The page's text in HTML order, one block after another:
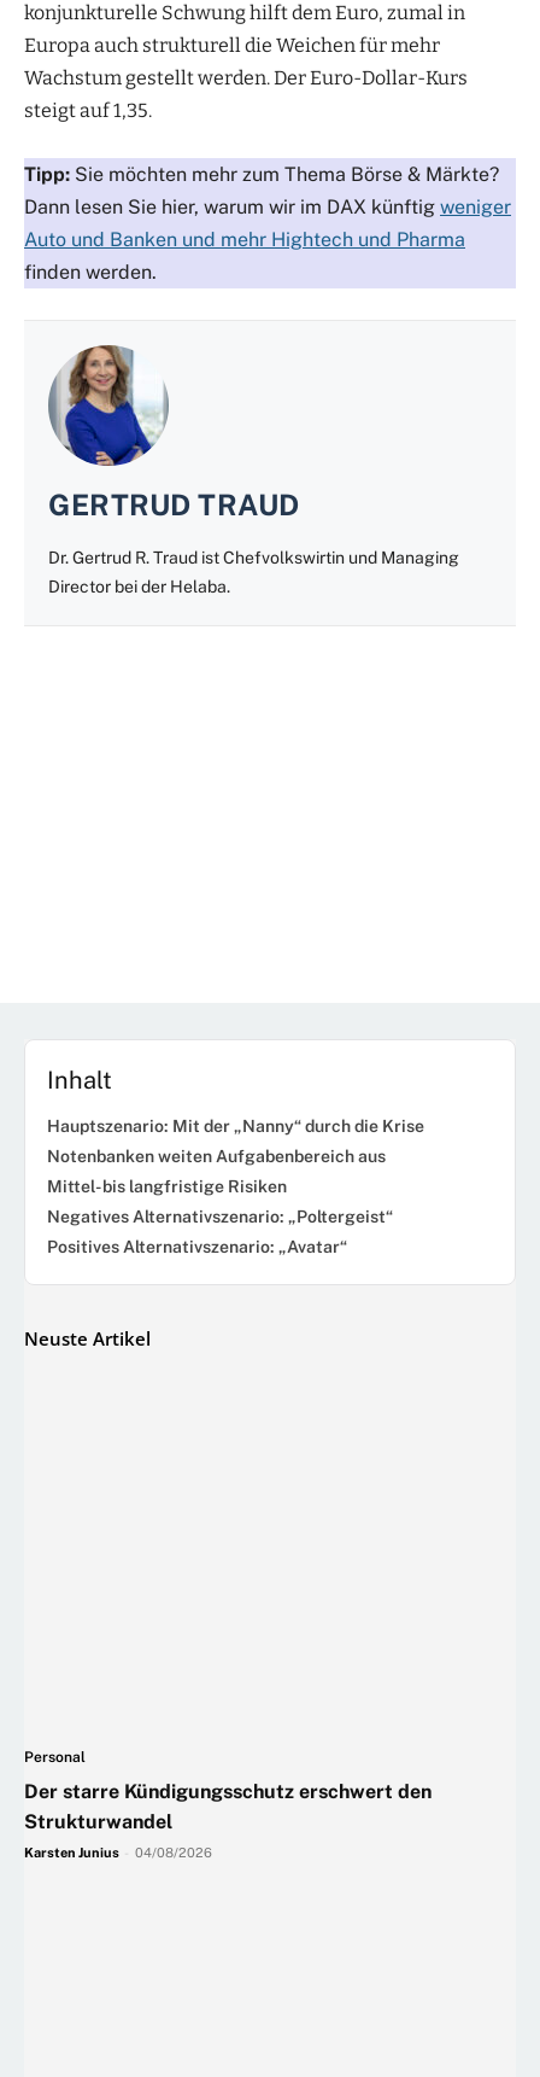
konjunkturelle Schwung hilft dem Euro, zumal in
Europa auch strukturell die Weichen für mehr
Wachstum gestellt werden. Der Euro-Dollar-Kurs
steigt auf 1,35.
Tipp: Sie möchten mehr zum Thema Börse & Märkte?
Dann lesen Sie hier, warum wir im DAX künftig weniger
Auto und Banken und mehr Hightech und Pharma
finden werden.
GERTRUD TRAUD
Dr. Gertrud R. Traud ist Chefvolkswirtin und Managing
Director bei der Helaba.
Inhalt
Hauptszenario: Mit der „Nanny“ durch die Krise
Notenbanken weiten Aufgabenbereich aus
Mittel- bis langfristige Risiken
Negatives Alternativszenario: „Poltergeist“
Positives Alternativszenario: „Avatar“
Neuste Artikel
Personal
Der starre Kündigungsschutz erschwert den
Strukturwandel
Karsten Junius 04/08/2026